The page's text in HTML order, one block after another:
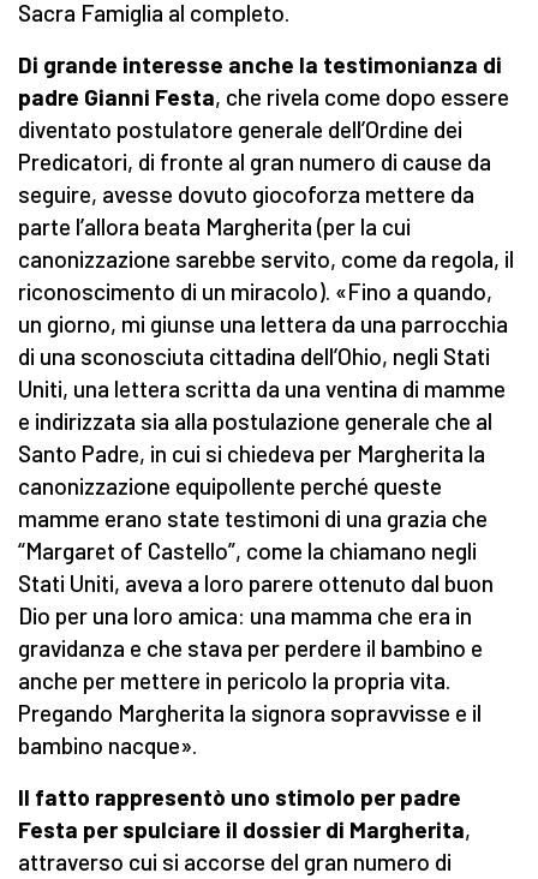
Sacra Famiglia al completo.
Di grande interesse anche la testimonianza di
padre Gianni Festa, che rivela come dopo essere
diventato postulatore generale dell’Ordine dei
Predicatori, di fronte al gran numero di cause da
seguire, avesse dovuto giocoforza mettere da
parte l’allora beata Margherita (per la cui
canonizzazione sarebbe servito, come da regola, il
riconoscimento di un miracolo). «Fino a quando,
un giorno, mi giunse una lettera da una parrocchia
di una sconosciuta cittadina dell’Ohio, negli Stati
Uniti, una lettera scritta da una ventina di mamme
e indirizzata sia alla postulazione generale che al
Santo Padre, in cui si chiedeva per Margherita la
canonizzazione equipollente perché queste
mamme erano state testimoni di una grazia che
“Margaret of Castello”, come la chiamano negli
Stati Uniti, aveva a loro parere ottenuto dal buon
Dio per una loro amica: una mamma che era in
gravidanza e che stava per perdere il bambino e
anche per mettere in pericolo la propria vita.
Pregando Margherita la signora sopravvisse e il
bambino nacque».
Il fatto rappresentò uno stimolo per padre
Festa per spulciare il dossier di Margherita,
attraverso cui si accorse del gran numero di